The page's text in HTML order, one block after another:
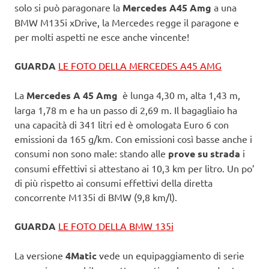
solo si può paragonare la Mercedes A45 Amg a una
BMW M135i xDrive, la Mercedes regge il paragone e
per molti aspetti ne esce anche vincente!
GUARDA LE FOTO DELLA MERCEDES A45 AMG
La Mercedes A 45 Amg è lunga 4,30 m, alta 1,43 m,
larga 1,78 m e ha un passo di 2,69 m. Il bagagliaio ha
una capacità di 341 litri ed è omologata Euro 6 con
emissioni da 165 g/km. Con emissioni così basse anche i
consumi non sono male: stando alle prove su strada i
consumi effettivi si attestano ai 10,3 km per litro. Un po’
di più rispetto ai consumi effettivi della diretta
concorrente M135i di BMW (9,8 km/l).
GUARDA LE FOTO DELLA BMW 135i
La versione 4Matic vede un equipaggiamento di serie